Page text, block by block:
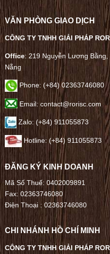
VĂN PHÒNG GIAO DỊCH
CÔNG TY TNHH GIẢI PHÁP
Office: 219 Nguyễn Lương
Nẵng
Phone:(+84) 02363746080
Email: contact@rorisc.com
Zalo: (+84) 911055873
Hotline: (+84) 911055873
ĐĂNG KÝ KINH DOANH
Mã Số Thuế: 0402009891
Fax: 02363746080
Điện Thoại :02363746080
CHI NHÁNH HỒ CHÍ MINH
CÔNG TY TNHH GIẢI PHÁP